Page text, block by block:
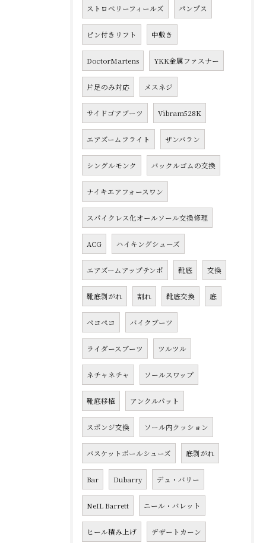
ストロベリーフィールズ パンプス
ピン付きリフト 中敷き
DoctorMartens YKK金属ファスナー
片足のみ対応 メスネジ
サイドゴアブーツ Vibram528K
エアズームフライト ザンバラン
シングルモンク バックルゴムの交換
ナイキエアフォースワン
スパイクレス化オールソール交換修理
ACG ハイキングシューズ
エアズームアップテンポ 靴底 交換
靴底剥がれ 割れ 靴底交換 底
ペコペコ バイクブーツ
ライダースブーツ ツルツル
ネチャネチャ ソールスワップ
靴底移植 アンクルパット
スポンジ交換 ソール内クッション
バスケットボールシューズ 底剥がれ
Bar Dubarry デュ・バリー
NeIL Barrett ニール・バレット
ヒール積み上げ デザートカーン